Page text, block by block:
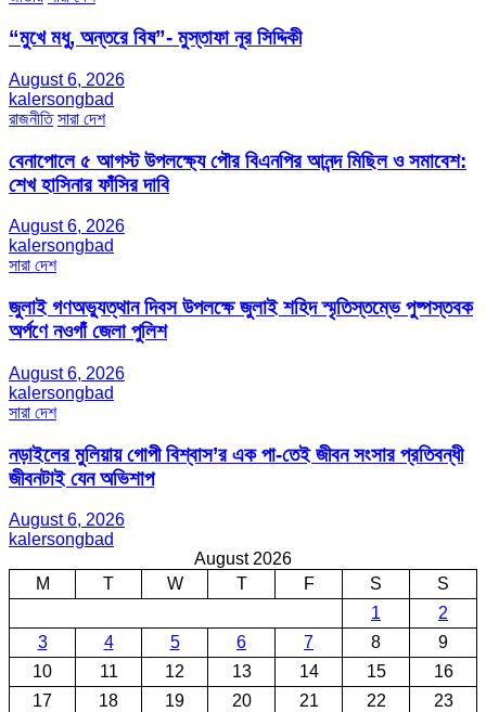
“মুখে মধু, অন্তরে বিষ”- মুস্তাফা নূর সিদ্দিকী
August 6, 2026
kalersongbad
রাজনীতি সারা দেশ
বেনাপোলে ৫ আগস্ট উপলক্ষ্যে পৌর বিএনপির আনন্দ মিছিল ও সমাবেশ:
শেখ হাসিনার ফাঁসির দাবি
August 6, 2026
kalersongbad
সারা দেশ
জুলাই গণঅভ্যুত্থান দিবস উপলক্ষে জুলাই শহিদ স্মৃতিস্তম্ভে পুষ্পস্তবক
অর্পণে নওগাঁ জেলা পুলিশ
August 6, 2026
kalersongbad
সারা দেশ
নড়াইলের মুলিয়ায় গোপী বিশ্বাস’র এক পা-তেই জীবন সংসার প্রতিবন্ধী
জীবনটাই যেন অভিশাপ
August 6, 2026
kalersongbad
August 2026
M
T W T F S
S
1
2
3
4 5 6 7 8
9
10
11 12 13 14 15
16
17
18 19 20 21 22 23